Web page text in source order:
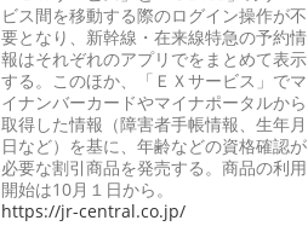
ビス間を移動する際のログイン操作が不
要となり、新幹線・在来線特急の予約情
報はそれぞれのアプリでをまとめて表示
する。このほか、「ＥＸサービス」でマ
イナンバーカードやマイナポータルから
取得した情報（障害者手帳情報、生年月
日など）を基に、年齢などの資格確認が
必要な割引商品を発売する。商品の利用
開始は10月１日から。
https://jr-central.co.jp/